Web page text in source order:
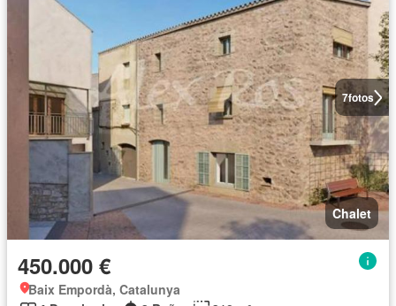
7fotos
Chalet
450.000 €
Baix Empordà, Catalunya